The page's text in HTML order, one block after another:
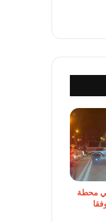
محطة